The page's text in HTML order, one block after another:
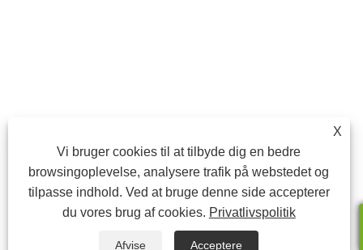
X
Vi bruger cookies til at tilbyde dig en bedre
browsingoplevelse, analysere trafik på webstedet og
tilpasse indhold. Ved at bruge denne side accepterer
du vores brug af cookies. Privatlivspolitik
Afvise Acceptere